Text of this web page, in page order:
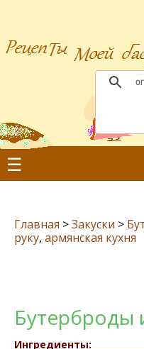
☰
Главная >Закуски >
руку, армянская кухня
Бутерброды
Ингредиенты: